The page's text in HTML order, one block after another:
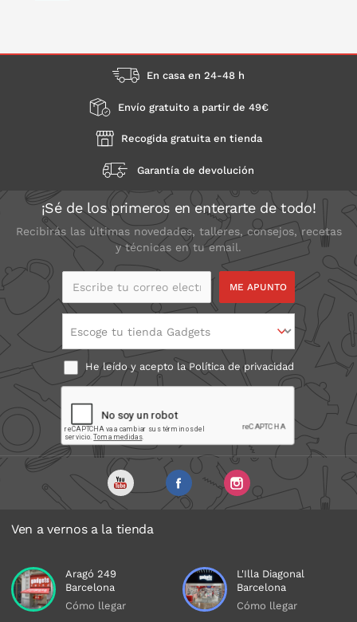
En casa en 24-48 h
Envío gratuito a partir de 49€
Recogida gratuita en tienda
Garantía de devolución
¡Sé de los primeros en enterarte de todo!
Recibirás las últimas novedades, talleres, consejos, recetas
y técnicas en tu email.
Escribe tu correo
Escoge tu tienda Gadgets
He leído y acepto laPolítica de privacidad
Ven a vernos a la tienda
Aragó 249
Barcelona
Cómo llegar
L'Illa Diagonal
Barcelona
Cómo llegar